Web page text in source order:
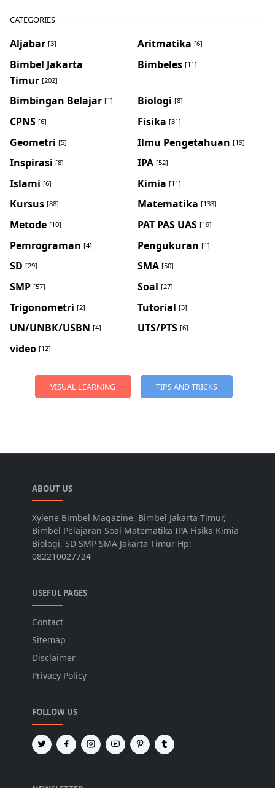
CATEGORIES
Aljabar [3] Aritmatika [6]
Bimbel Jakarta
Timur [202]
Bimbeles [11]
Bimbingan Belajar [1] Biologi [8]
CPNS [6] Fisika [31]
Geometri [5] Ilmu Pengetahuan [19]
Inspirasi [8] IPA [52]
Islami [6] Kimia [11]
Kursus [88] Matematika [133]
Metode [10] PAT PAS UAS [19]
Pemrograman [4] Pengukuran [1]
SD [29] SMA [50]
SMP [57] Soal [27]
Trigonometri [2] Tutorial [3]
UN/UNBK/USBN [4] UTS/PTS [6]
video [12]
VISUAL LEARNING TIPS AND TRICKS
ABOUT US
Xylene Bimbel Magazine, Bimbel Jakarta Timur,
Bimbel Pelajaran Soal Matematika IPA Fisika Kimia
Biologi, SD SMP SMA Jakarta Timur Hp:
082210027724
USEFUL PAGES
Contact
Sitemap
Disclaimer
Privacy Policy
FOLLOW US